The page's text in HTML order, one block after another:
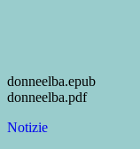
donneelba.epub
donneelba.pdf
Notizie